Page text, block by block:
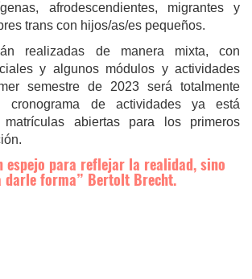
afrodescendientes, migrantes y
trans con hijos/as/es pequeños.
realizadas de manera mixta, con
y algunos módulos y actividades
semestre de 2023 será totalmente
cronograma de actividades ya está
abiertas para los primeros
espejo para reflejar la realidad, sino
forma” Bertolt Brecht.